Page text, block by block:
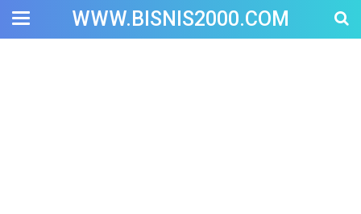
WWW.BISNIS2000.COM